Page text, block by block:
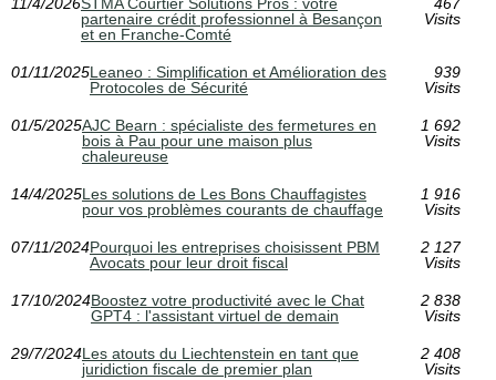
11/4/2026STMA Courtier Solutions Pros : votre
partenaire crédit professionnel à Besançon
et en Franche-Comté
467
Visits
01/11/2025Leaneo : Simplification et Amélioration des
Protocoles de Sécurité
939
Visits
01/5/2025AJC Bearn : spécialiste des fermetures en
bois à Pau pour une maison plus
chaleureuse
1 692
Visits
14/4/2025Les solutions de Les Bons Chauffagistes
pour vos problèmes courants de chauffage
1 916
Visits
07/11/2024Pourquoi les entreprises choisissent PBM
Avocats pour leur droit fiscal
2 127
Visits
17/10/2024Boostez votre productivité avec le Chat
GPT4 : l'assistant virtuel de demain
2 838
Visits
29/7/2024Les atouts du Liechtenstein en tant que
juridiction fiscale de premier plan
2 408
Visits